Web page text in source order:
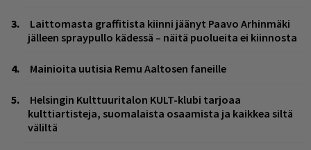
Laittomasta graffitista kiinni jäänyt Paavo Arhinmäki
jälleen spraypullo kädessä – näitä puolueita ei kiinnosta
Mainioita uutisia Remu Aaltosen faneille
Helsingin Kulttuuritalon KULT-klubi tarjoaa
kulttiartisteja, suomalaista osaamista ja kaikkea siltä
väliltä